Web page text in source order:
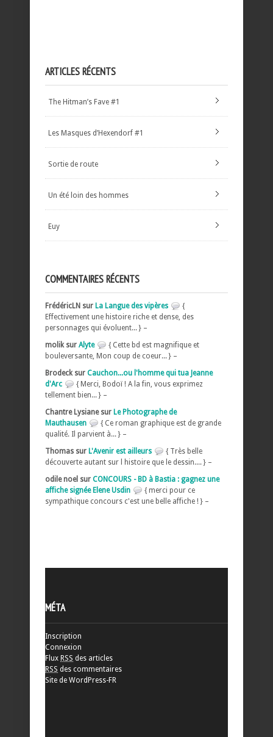
ARTICLES RÉCENTS
The Hitman’s Fave #1
Les Masques d’Hexendorf #1
Sortie de route
Un été loin des hommes
Euy
COMMENTAIRES RÉCENTS
FrédéricLN sur La Langue des vipères
{
Effectivement une histoire riche et dense, des
personnages qui évoluent... } –
molik sur Alyte
{ Cette bd est magnifique et
bouleversante, Mon coup de coeur... } –
Brodeck sur Cauchon...ou l'homme qui tua Jeanne
d'Arc
{ Merci, Bodoï ! A la fin, vous exprimez
tellement bien... } –
Chantre Lysiane sur Le Photographe de
Mauthausen
{ Ce roman graphique est de grande
qualité. Il parvient à... } –
Thomas sur L'Avenir est ailleurs
{ Très belle
découverte autant sur l histoire que le dessin.... } –
odile noel sur CONCOURS - BD à Bastia : gagnez une
affiche signée Elene Usdin
{ merci pour ce
sympathique concours c'est une belle affiche ! } –
MÉTA
Inscription
Connexion
Flux RSS des articles
RSS des commentaires
Site de WordPress-FR